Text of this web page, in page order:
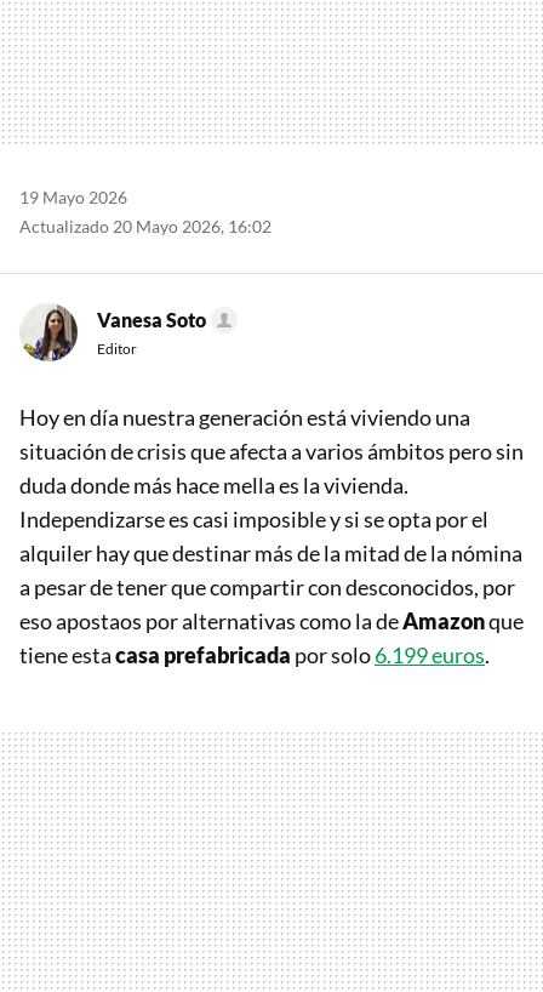
19 Mayo 2026
Actualizado 20 Mayo 2026, 16:02
Vanesa Soto
Editor
Hoy en día nuestra generación está viviendo una
situación de crisis que afecta a varios ámbitos pero sin
duda donde más hace mella es la vivienda.
Independizarse es casi imposible y si se opta por el
alquiler hay que destinar más de la mitad de la nómina
a pesar de tener que compartir con desconocidos, por
eso apostaos por alternativas como la deAmazonque
tiene estacasa prefabricada por solo6.199 euros.